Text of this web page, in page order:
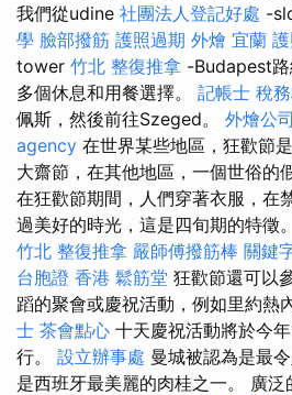
我們從udine 社團法人登記好處 -
學 臉部撥筋 護照過期 外燴 宜蘭
tower 竹北 整復推拿 -Budapest
多個休息和用餐選擇。 記帳士 稅
佩斯，然後前往Szeged。 外燴公司
agency 在世界某些地區，狂歡節
大齋節，在其他地區，一個世俗的
在狂歡節期間，人們穿著衣服，在
過美好的時光，這是四旬期的特徵。
竹北 整復推拿 嚴師傅撥筋棒 關鍵
台胞證 香港 鬆筋堂 狂歡節還可以
蹈的聚會或慶祝活動，例如里約熱
士 茶會點心 十天慶祝活動將於今
行。 設立辦事處 曼城被認為是最
是西班牙最美麗的肉桂之一。 廣